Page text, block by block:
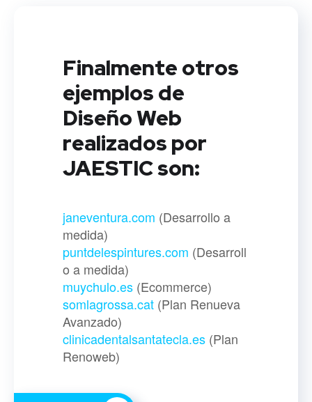
Finalmente otros
ejemplos de
Diseño Web
realizados por
JAESTIC son:
janeventura.com (Desarrollo a
medida)
puntdelespintures.com (Desarroll
o a medida)
muychulo.es (Ecommerce)
somlagrossa.cat (Plan Renueva
Avanzado)
clinicadentalsantatecla.es (Plan
Renoweb)